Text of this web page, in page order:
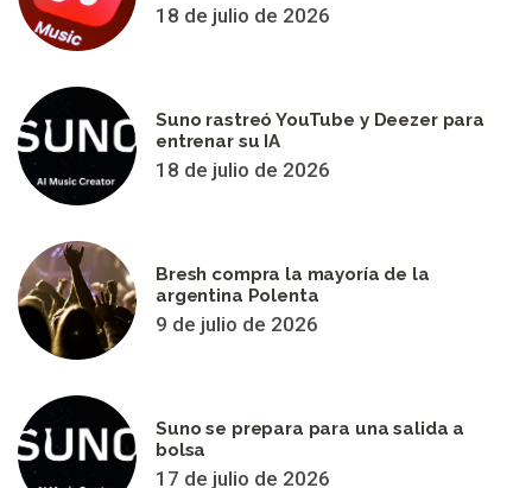
18 de julio de 2026
Suno rastreó YouTube y Deezer para
entrenar su IA
18 de julio de 2026
Bresh compra la mayoría de la
argentina Polenta
9 de julio de 2026
Suno se prepara para una salida a
bolsa
17 de julio de 2026